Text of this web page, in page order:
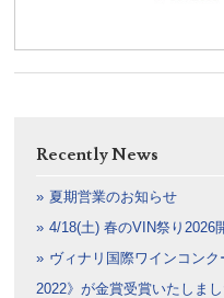
Recently News
夏期営業のお知らせ
4/18(土) 春のVIN祭り2026
ヴィナリ国際ワインコン
2022》が金賞受賞いたしま